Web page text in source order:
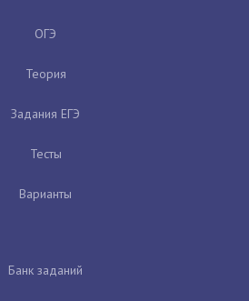
ОГЭ
Теория
Задания ЕГЭ
Тесты
Варианты
Банк заданий